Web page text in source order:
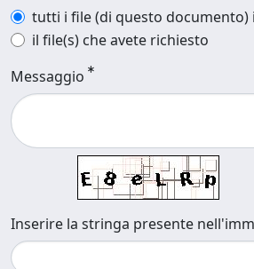
tutti i file (di questo documento)
il file(s) che avete richiesto
Messaggio
Inserire la stringa presente